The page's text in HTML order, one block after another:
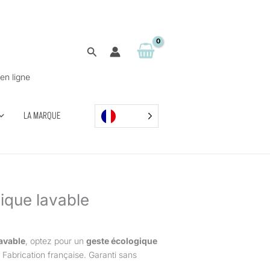
ligne
Rechercher
LA MARQUE
lavable
, optez pour un geste écologique
française. Garanti sans